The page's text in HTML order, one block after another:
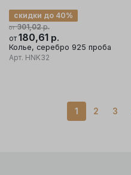
от 301,02р.
скидки до 40%
от 180,61 р.
Колье, серебро 925 проба
Арт. HNK32
1 2 3